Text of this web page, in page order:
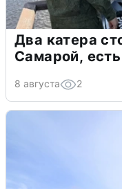
Два катера
Самарой,
8 августа 2